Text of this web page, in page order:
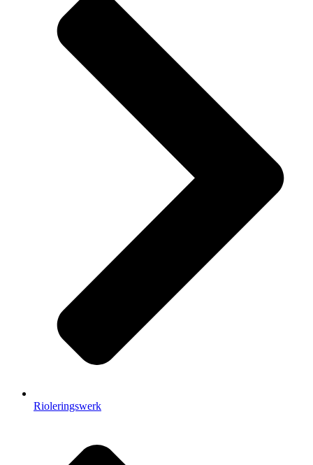
Rioleringswerk